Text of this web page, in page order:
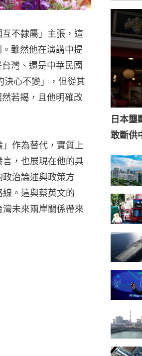
不隸屬」主張，這
雖然他在演講中提
灣、還是中華民國
決心不變」，但從其
若揭，且他明確改
作為替代，實質上
，也展現在他的具
治論述與政策方
。這與蔡英文的
灣未來兩岸關係帶來
日本
敢斷供